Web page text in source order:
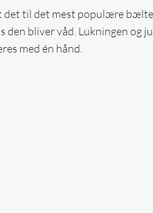
det til det mest populære
bliver våd. Lukningen og
med én hånd.